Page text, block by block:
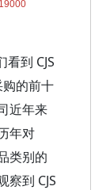
到 CJS
购的前十
近年来
年对
类别的
察到 CJS